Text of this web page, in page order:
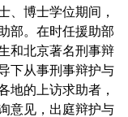
、博士学位期间，
部。在时任援助部
和北京著名刑事辩
下从事刑事辩护与
地的上访求助者，
意见，出庭辩护与